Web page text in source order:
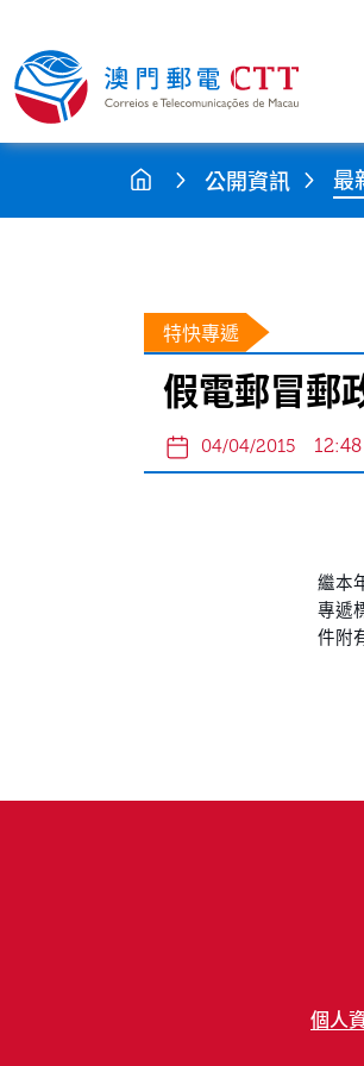
公開資訊 最
特快專遞
假電郵冒郵
04/04/2015
繼本
專遞
件附
個人